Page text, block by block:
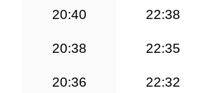
20:40 22:38
20:38 22:35
20:36 22:32